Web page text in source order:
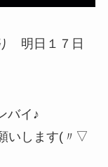
明日１７日
バイ♪
いします(〃▽